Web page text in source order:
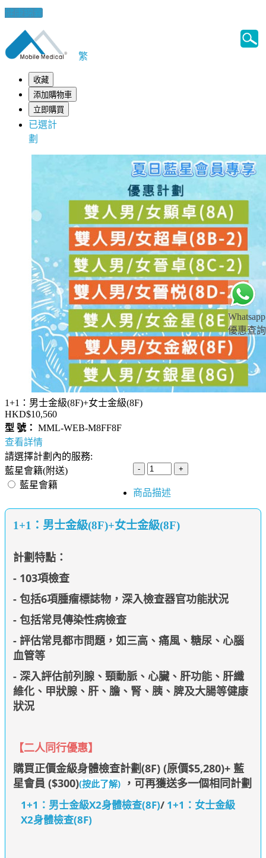
健康錦囊
Whatsapp
優惠查詢
繁
收藏
添加購物車
立即購買
已選計
劃
1+1：男士金級(8F)+女士金級(8F)
HKD$10,560
型 號： MML-WEB-M8FF8F
查看詳情
請選擇計劃內的服務:
藍星會籍(附送)
藍星會籍
商品描述
1+1：男士金級(8F)+女士金級(8F)
計劃特點：
- 103項檢查
- 包括6項腫瘤標誌物，深入檢查器官功能狀況
- 包括常見傳染性病檢查
- 評估常見都市問題，如三高、痛風、糖尿、心腦
血管等
- 深入評估前列腺、頸動脈、心臟、肝功能、肝纖
維化、甲狀腺、肝、膽、腎、胰、脾及大腸等健康
狀況
【二人同行優惠】
購買正價金級身體檢查計劃(8F) (原價$5,280)+ 藍
星會員 ($300)(按此了解) ，可再獲送多一個相同計劃
1+1：男士金級X2身體檢查(8F)/ 1+1：女士金級
X2身體檢查(8F)